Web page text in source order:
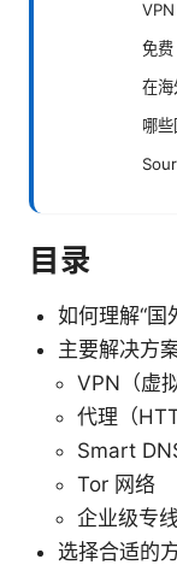
VPN
免费
在海
哪些
目录
如何理解“国
主要解决方
VPN（虚
代理（
Smart
Tor 网络
企业级专
选择合适的